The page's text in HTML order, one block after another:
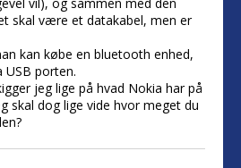
skal være et datakabel, men er
kan købe en bluetooth enhed,
porten.
jeg lige på hvad Nokia har på
skal dog lige vide hvor meget du